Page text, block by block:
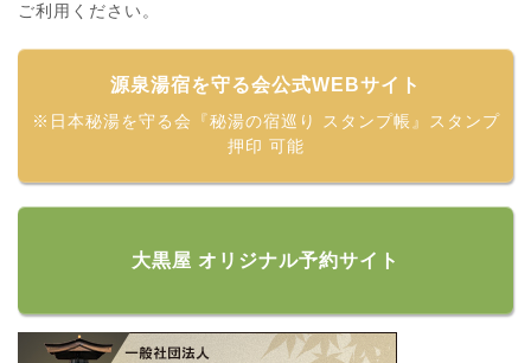
ご利用ください。
源泉湯宿を守る会公式WEBサイト
※日本秘湯を守る会『秘湯の宿巡り スタンプ帳』スタンプ
押印 可能
大黒屋 オリジナル予約サイト